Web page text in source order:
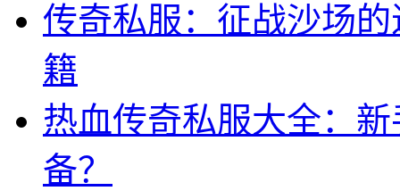
传奇私服：征战沙场
籍
热血传奇私服大全：
备？